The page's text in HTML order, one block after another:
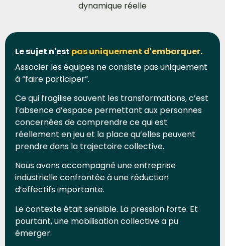
dynamique réelle
Le sujet n'est pas uniquement d'embarquer.
Associer les équipes ne consiste pas uniquement
à “faire participer”.
Ce qui fragilise souvent les transformations, c’est
l’absence d’espace permettant aux personnes
concernées de comprendre ce qui est
réellement en jeu et la place qu’elles peuvent
prendre dans la trajectoire collective.
Nous avons accompagné une entreprise
industrielle confrontée à une réduction
d’effectifs importante.
Le contexte était sensible. La pression forte. Et
pourtant, une mobilisation collective a pu
émerger.